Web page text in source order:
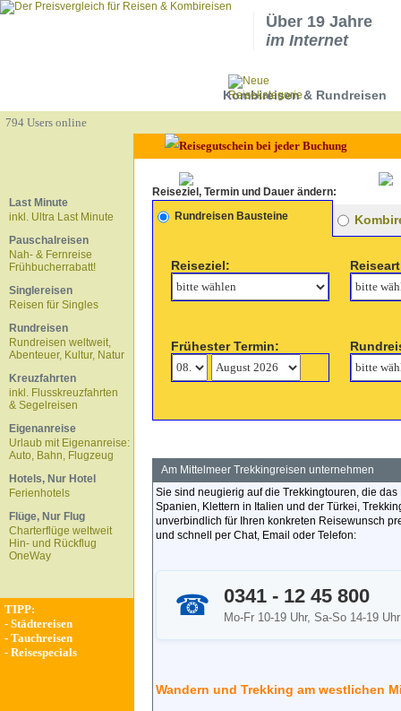
Über 19 Jahre
im Internet
Kombireisen & Rundreisen
794 Users online
Last Minute
inkl. Ultra Last Minute
Pauschalreisen
Nah- & Fernreise
Frühbucherrabatt!
Singlereisen
Reisen für Singles
Rundreisen
Rundreisen weltweit,
Abenteuer, Kultur, Natur
Kreuzfahrten
inkl. Flusskreuzfahrten
& Segelreisen
Eigenanreise
Urlaub mit Eigenanreise:
Auto, Bahn, Flugzeug
Hotels, Nur Hotel
Ferienhotels
Flüge, Nur Flug
Charterflüge weltweit
Hin- und Rückflug
OneWay
TIPP:
- Städtereisen
- Tauchreisen
- Reisespecials
Reiseziel, Termin und Dauer ändern:
Rundreisen Bausteine
Reiseziel:
Frühester Termin:
Am Mittelmeer Trekkingreisen unternehmen
Sie sind neugierig auf die Trekkingtouren, die
Spanien, Klettern in Italien und der Türkei,
unverbindlich für Ihren konkreten Reisewunsch
und schnell per Chat, Email oder Telefon:
☎ 0341 - 12 45 800
Mo-Fr 10-19 Uhr, Sa-So 14-19 Uhr
Wandern und Trekking am westlichen